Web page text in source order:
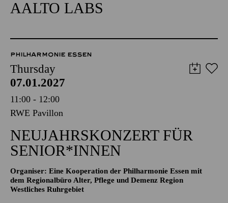
AALTO LABS
PHILHARMONIE ESSEN
Thursday
07.01.2027
11:00 - 12:00
RWE Pavillon
NEUJAHRSKONZERT FÜR
SENIOR*INNEN
Organiser: Eine Kooperation der Philharmonie Essen mit
dem Regionalbüro Alter, Pflege und Demenz Region
Westliches Ruhrgebiet